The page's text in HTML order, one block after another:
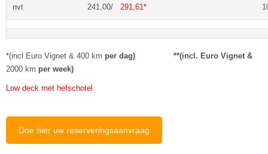
nvt 241,00/ 291,61*
*(incl Euro Vignet & 400 km per dag) **(incl. Euro Vignet &
2000 km per week)
Low deck met hefschotel
Doe hier uw reserveringsaanvraag